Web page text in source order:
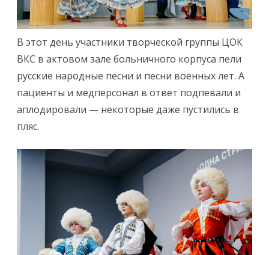
В этот день участники творческой группы ЦОК
ВКС в актовом зале больничного корпуса пели
русские народные песни и песни военных лет. А
пациенты и медперсонал в ответ подпевали и
аплодировали — некоторые даже пустились в
пляс.